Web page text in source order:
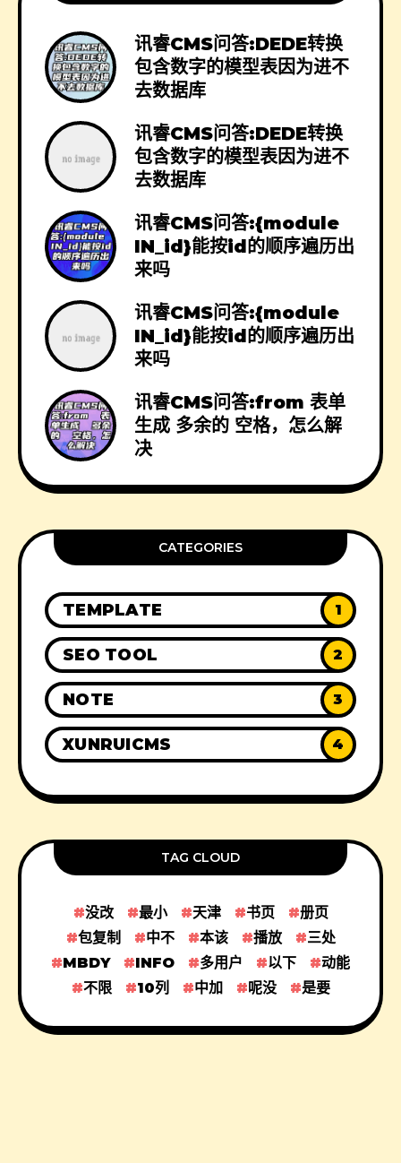
讯睿CMS问答:DEDE转换
包含数字的模型表因为进不
去数据库
讯睿CMS问答:DEDE转换
包含数字的模型表因为进不
去数据库
讯睿CMS问答:{module
IN_id}能按id的顺序遍历出
来吗
讯睿CMS问答:{module
IN_id}能按id的顺序遍历出
来吗
讯睿CMS问答:from 表单
生成 多余的 空格，怎么解
决
CATEGORIES
TEMPLATE 1
SEO TOOL 2
NOTE 3
XUNRUICMS 4
TAG CLOUD
没改 最小 天津 书页
册页
包复制
中不 本该 播放
三处
MBDY
INFO 多用户 以下
动能
不限
10列 中加 呢没 是要